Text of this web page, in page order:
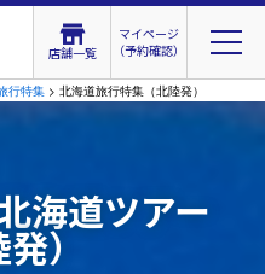
店舗一覧
マイページ
（予約確認）
行特集 > 北海道旅行特集（北陸発）
海道ツアー
発）